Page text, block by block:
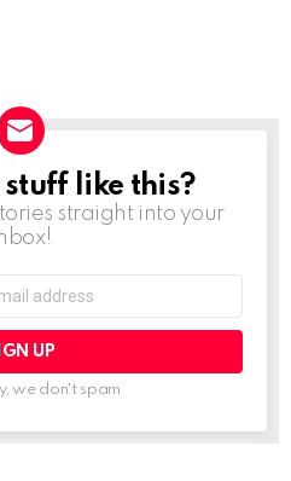
like this?
straight into your
we don't spam